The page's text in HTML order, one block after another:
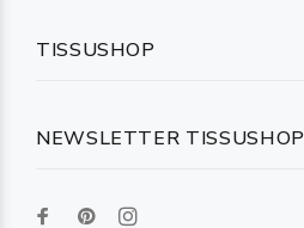
NEWSLETTER TISSUSHOP
TISSUSHOP